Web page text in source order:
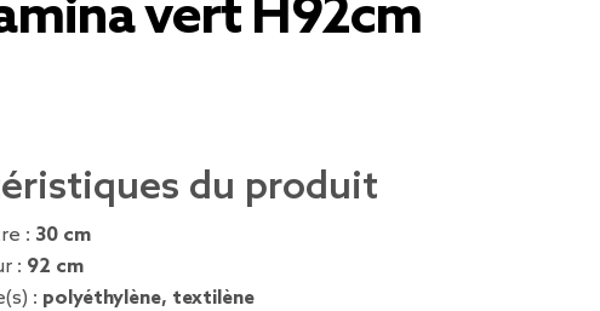
vert H92cm
du produit
: 30 cm
: 92 cm
: polyéthylène, textilène